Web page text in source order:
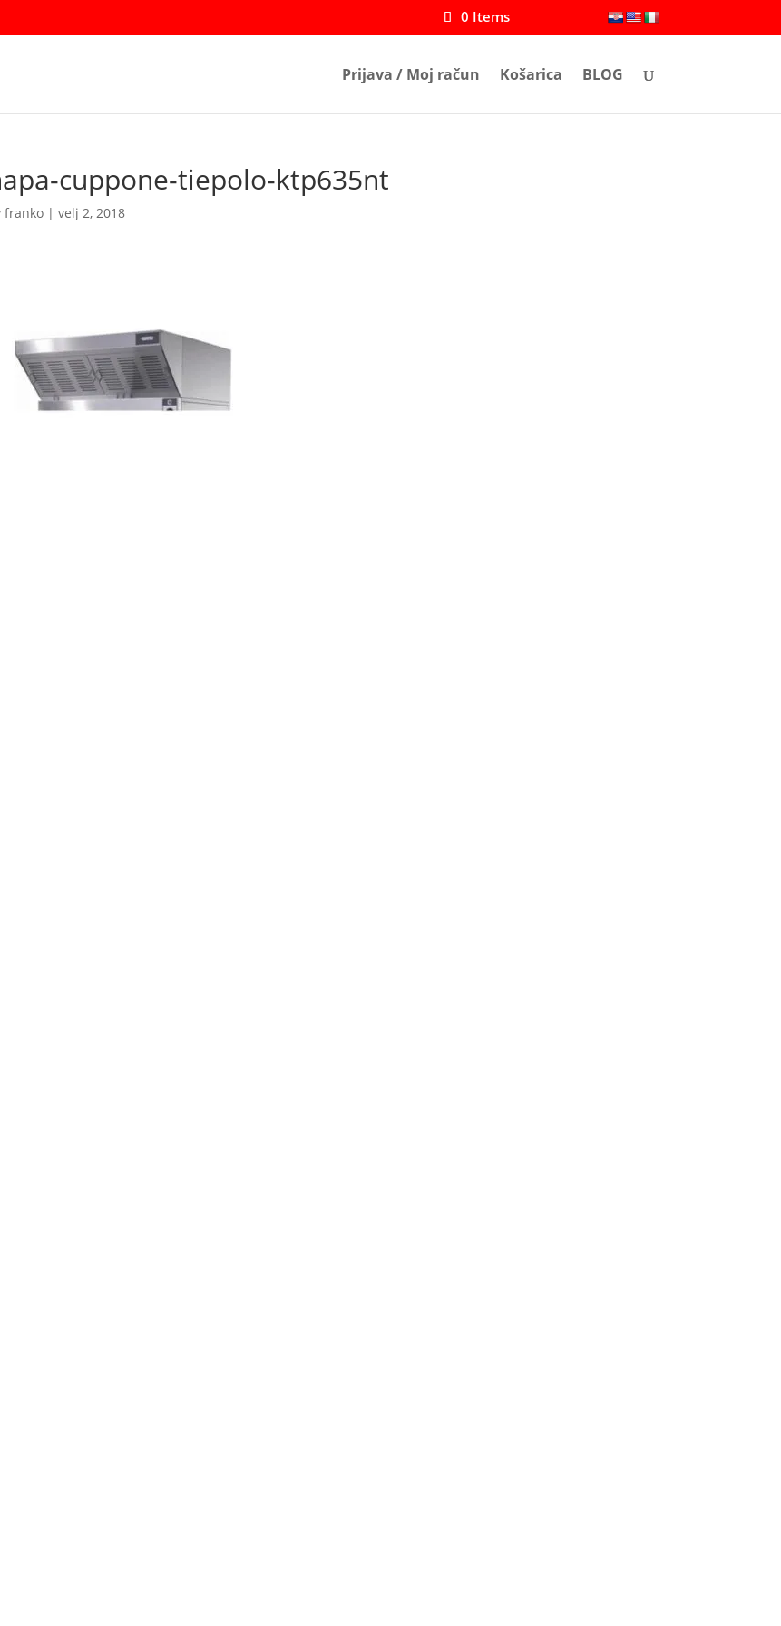
0 Items
Prijava / Moj račun Košarica BLOG
cuppone-tiepolo-ktp635nt
franko| velj 2, 2018